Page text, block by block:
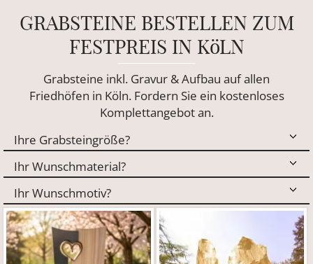
GRABSTEINE BESTELLEN ZUM
FESTPREIS IN KöLN
Grabsteine inkl. Gravur & Aufbau auf allen
Friedhöfen in Köln. Fordern Sie ein kostenloses
Komplettangebot an.